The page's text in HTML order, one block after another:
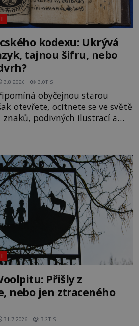
kodexu: Ukrývá
tajnou šifru, nebo
3.8.2026 3.0TIS
obyčejnou starou
otevřete, ocitnete se ve světě
znaků, podivných ilustrací a
dvě století vzdoruje všem
Rohoncský kodex patří mezi
napsal, kdy vznikl ani co
Přišly z
nebo jen ztraceného
31.7.2026 3.2TIS